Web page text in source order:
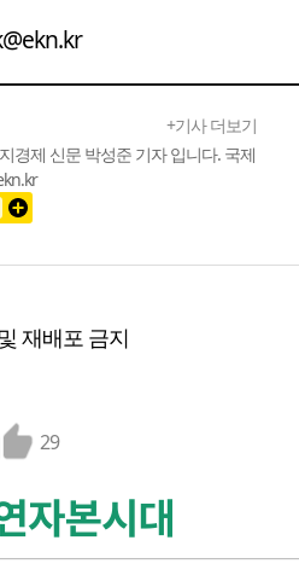
+기사 더보기
경제 신문 박성준 기자 입니다. 국제
재배포 금지
29